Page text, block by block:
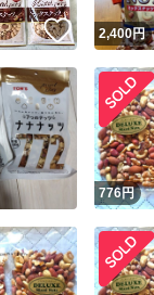
いいね！
2,400円
776円